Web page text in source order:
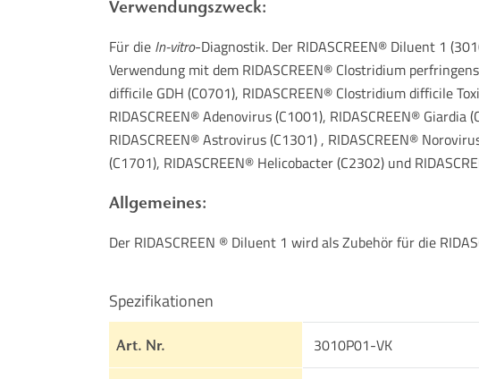
Verwendungszweck:
Für die In-vitro-Diagnostik. Der RIDASCREEN® Diluent 1
Verwendung mit dem RIDASCREEN® Clostridium
difficile GDH (C0701), RIDASCREEN® Clostridium difficile
RIDASCREEN® Adenovirus (C1001), RIDASCREEN®
RIDASCREEN® Astrovirus (C1301) , RIDASCREEN®
(C1701), RIDASCREEN® Helicobacter (C2302) und
Allgemeines:
Der RIDASCREEN ® Diluent 1 wird als Zubehör für die
Spezifikationen
Art. Nr. 3010P01-VK